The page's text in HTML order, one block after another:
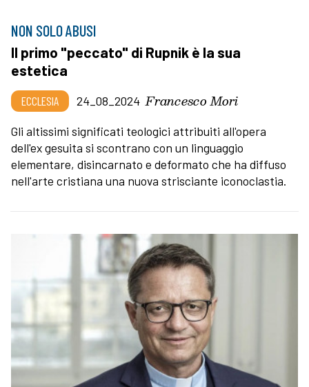
NON SOLO ABUSI
Il primo "peccato" di Rupnik è la sua
estetica
ECCLESIA 24_08_2024 Francesco Mori
Gli altissimi significati teologici attribuiti all'opera
dell'ex gesuita si scontrano con un linguaggio
elementare, disincarnato e deformato che ha diffuso
nell'arte cristiana una nuova strisciante iconoclastia.